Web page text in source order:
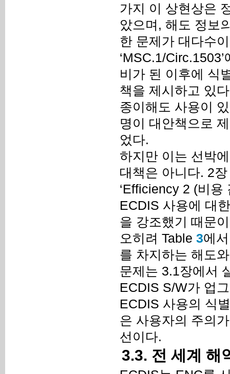
가지 이 상현상은
았으며, 해도 정보
한 문제가 대다수
‘MSC.1/
비가 된 이후에 식
책을 제시하고 있
종이해도 사용이
명이 대안책으로
었다.
하지만 이는 선박
대책은 아니다. 2
‘Efficiency 2 (비용
ECDIS 사용에 대
을 강조했기 때문
오히려 Table 3에
를 차지하는 해도
문제는 3.1장에서
ECDIS S/W가 업
ECDIS 사용의 식
은 사용자의 주의
선이다.
3.3. 전 세계 해